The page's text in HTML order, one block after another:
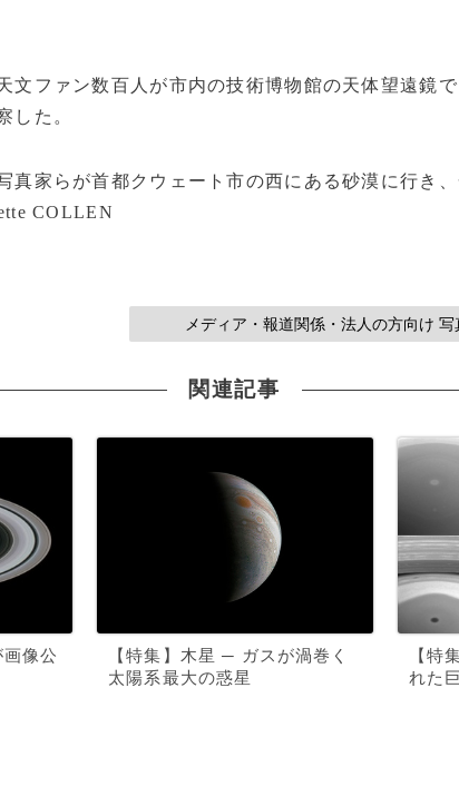
ファン数百人が市内の技術博物館の天体望遠鏡
した。
家らが首都クウェート市の西にある砂漠に行き
COLLEN
メディア・報道関係・法人の方向け
関連記事
像公
【特集】木星 ─ ガスが渦巻く
太陽系最大の惑星
【特
れた